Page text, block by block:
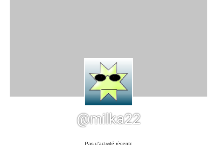
@milka22
Pas d’activité récente